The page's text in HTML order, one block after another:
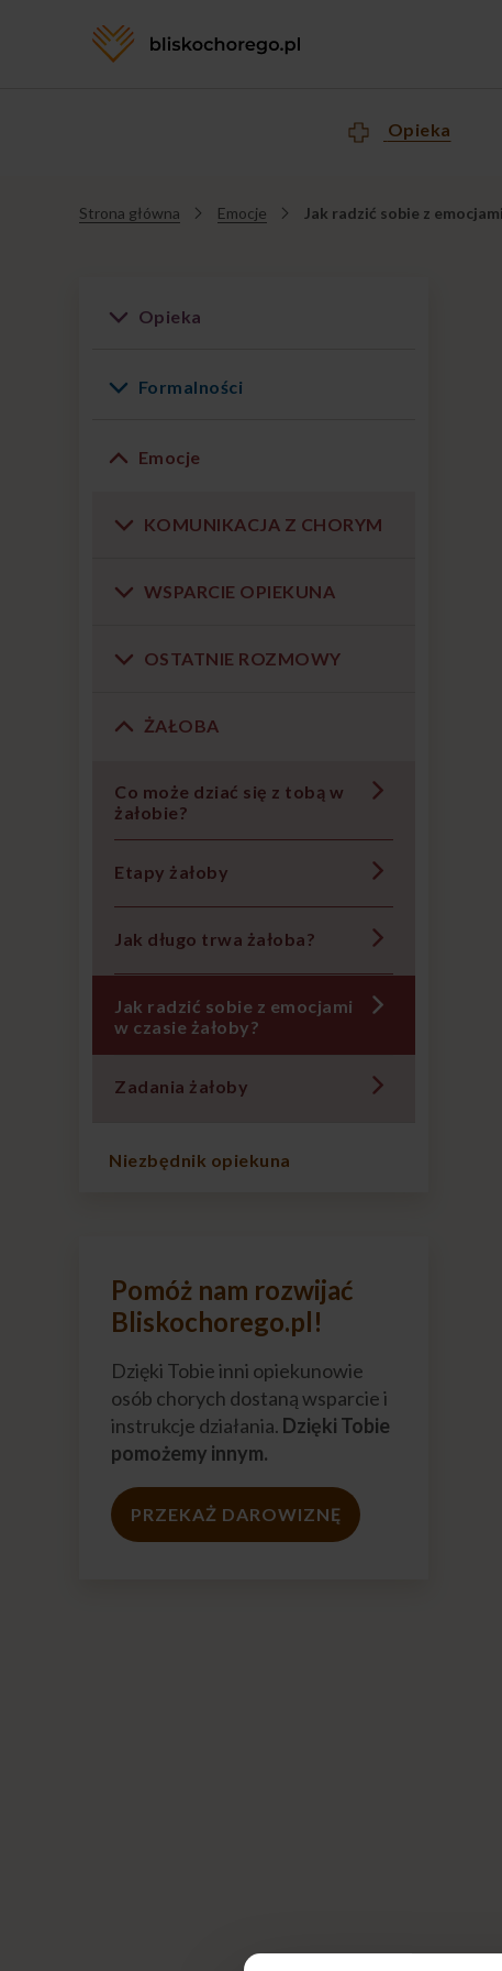
Opieka
Strona główna Emocje Jak radzić sobie z
Opieka
Formalności
Emocje
KOMUNIKACJA Z CHORYM
WSPARCIE OPIEKUNA
OSTATNIE ROZMOWY
ŻAŁOBA
Co może dziać się z tobą w
żałobie?
Etapy żałoby
Jak długo trwa żałoba?
Jak radzić sobie z emocjami
w czasie żałoby?
Zadania żałoby
Niezbędnik opiekuna
Pomóż nam rozwijać
Bliskochorego.pl!
Dzięki Tobie inni opiekunowie
osób chorych dostaną wsparcie i
instrukcje działania. Dzięki Tobie
pomożemy innym.
PRZEKAŻ DAROWIZNĘ